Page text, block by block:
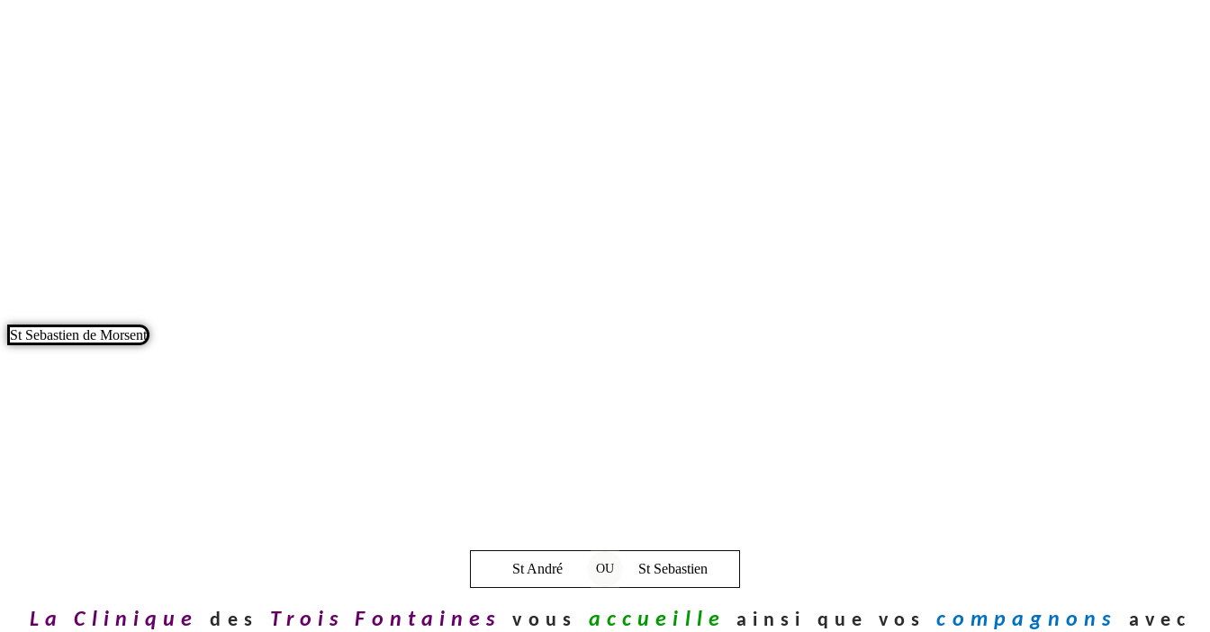
St Sebastien de Morsent
St André OU St Sebastien
LaClinique des Trois Fontaines vous accueille ainsi que vos compagnons
avec